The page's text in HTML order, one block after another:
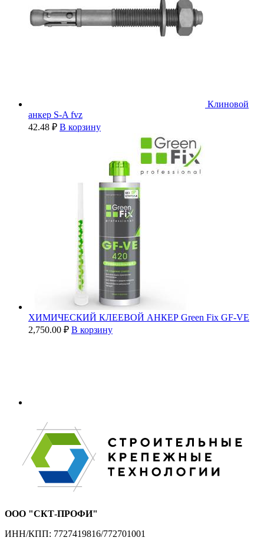
Клиновой
анкер S-A fvz
42.48 ₽ В корзину
ХИМИЧЕСКИЙ КЛЕЕВОЙ АНКЕР Green Fix GF-VE
2,750.00 ₽ В корзину
ООО "СКТ-ПРОФИ"
ИНН/КПП: 7727419816/772701001